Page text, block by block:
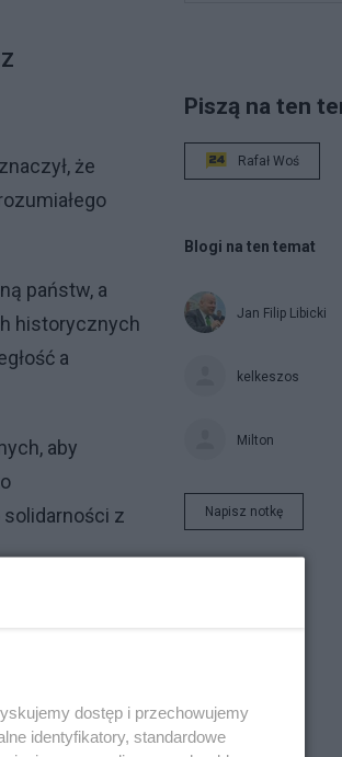
że
państw, a
historycznych
a
aby
z
zupełnie
wnioski z
Piszą na ten
Rafał Woś
Blogi na ten temat
Jan Filip Libicki
kelkeszos
Milton
Napisz notkę
dostęp i przechowujemy
identyfikatory, standardowe